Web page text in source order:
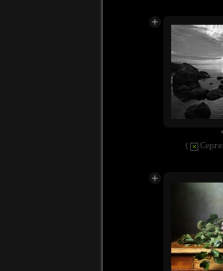
(